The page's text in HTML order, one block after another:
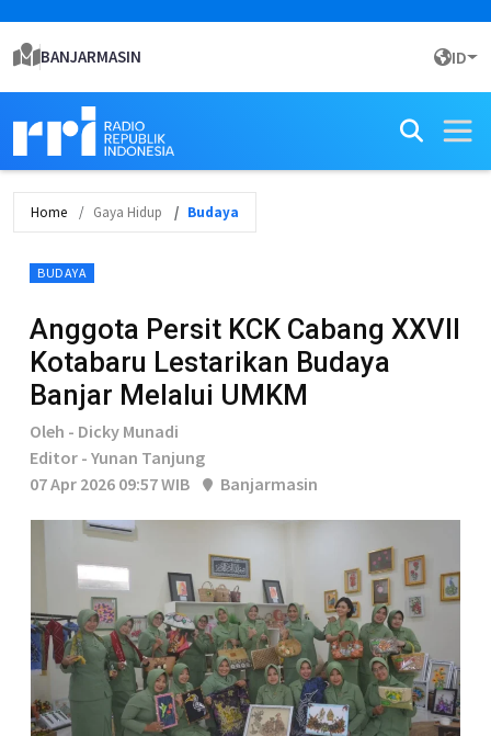
BANJARMASIN ID
Home Gaya Hidup Budaya
BUDAYA
Anggota Persit KCK Cabang XXVII
Kotabaru Lestarikan Budaya
Banjar Melalui UMKM
Oleh - Dicky Munadi
Editor - Yunan Tanjung
07 Apr 2026 09:57 WIB
Banjarmasin